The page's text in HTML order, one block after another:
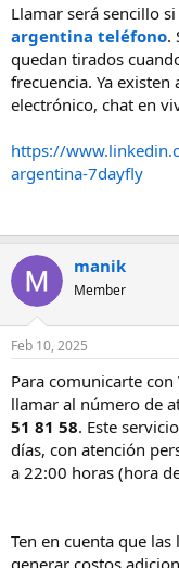
Llamar será sencillo
argentina teléfono.
quedan tirados
frecuencia. Ya
electrónico, chat en
https://
argentina-7dayfly
manik
Member
Feb 10, 2025
Para comunicarte
llamar al número de
51 81 58. Este
días, con atención
a 22:00 horas (hora
Ten en cuenta que
generar costos